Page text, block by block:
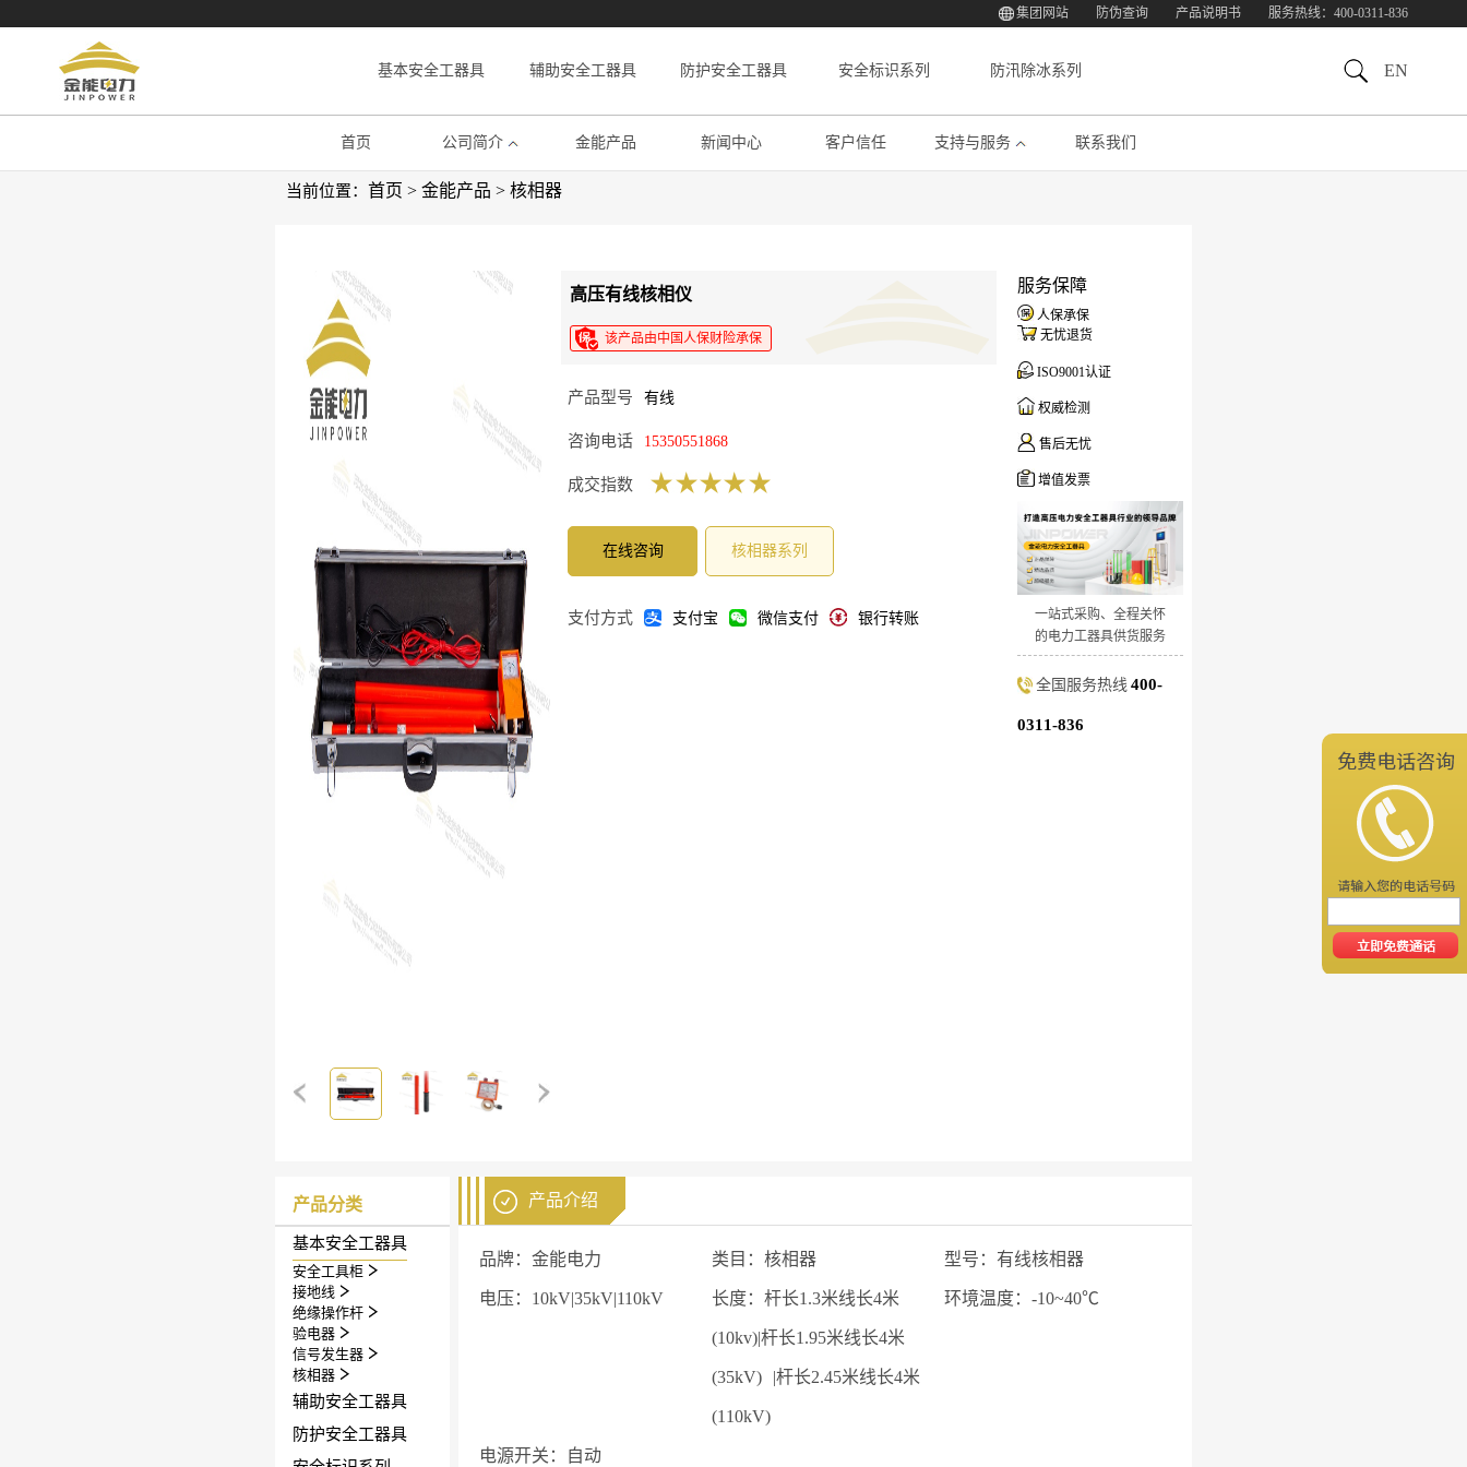
集团网站 防伪查询 产品说明书 服务热线：400-0311-836
基本安全工器具 辅助安全工器具 防护安全工器具 安全标识系列 防汛除冰系列 EN
首页 公司简介 金能产品 新闻中心 客户信任 支持与服务 联系我们
当前位置： 首页 > 金能产品 > 核相器
高压有线核相仪
该产品由中国人保财险承保
产品型号 有线
咨询电话 15350551868
成交指数
在线咨询 核相器系列
支付方式 支付宝 微信支付 银行转账
服务保障
人保承保
无忧退货
ISO9001认证
权威检测
售后无忧
增值发票
一站式采购、全程关怀
的电力工器具供货服务
全国服务热线 400-
0311-836
产品分类
基本安全工器具
安全工具柜
接地线
绝缘操作杆
验电器
信号发生器
核相器
辅助安全工器具
防护安全工器具
产品介绍
品牌：金能电力 类目：核相器 型号： 有线核相器
电压： 10kV|35kV|110kV 长度：杆长1.3米线长4米
(10kv)|杆长1.95米线长4米
(35kV) |杆长2.45米线长4米
(110kV)
环境温度：-10~40℃
电源开关： 自动